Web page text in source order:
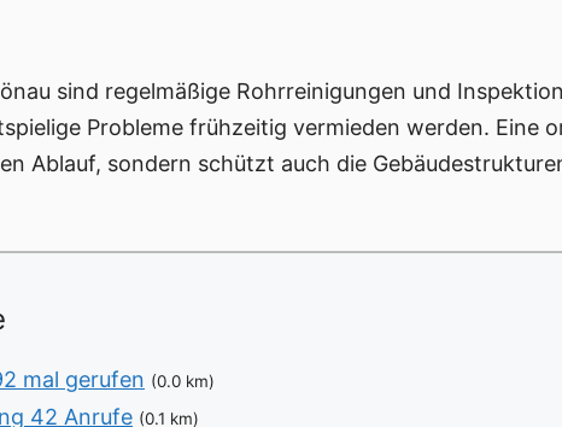
sind regelmäßige Rohrreinigungen und
Probleme frühzeitig vermieden werden. Eine
Ablauf, sondern schützt auch die
mal gerufen (0.0 km)
42 Anrufe (0.1 km)